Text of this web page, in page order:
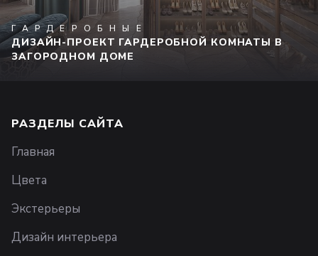
ГАРДЕРОБНЫЕ
ДИЗАЙН-ПРОЕКТ ГАРДЕРОБНОЙ КОМНАТЫ В
ЗАГОРОДНОМ ДОМЕ
РАЗДЕЛЫ САЙТА
Главная
Цвета
Экстерьеры
Дизайн интерьера